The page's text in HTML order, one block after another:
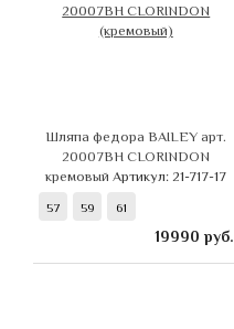
Шляпа федора BAILEY арт.
20007BH CLORINDON
кремовыйАртикул: 21-717-17
57 59 61
19990 руб.